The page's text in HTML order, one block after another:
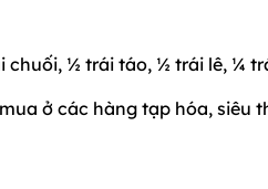
chuối, ½ trái táo, ½ trái lê, ¼
ở các hàng tạp hóa, siêu